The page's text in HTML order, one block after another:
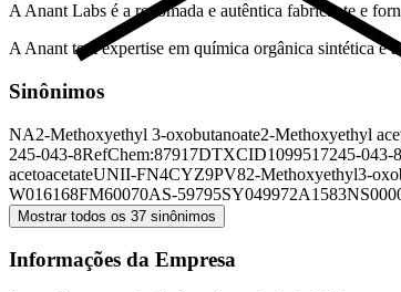
A Anant Labs é a renomada e autêntica fabricante e
A Anant tem expertise em química orgânica sintética e
Sinônimos
NA2-Methoxyethyl 3-oxobutanoate2-Methoxyethyl
245-043-8RefChem:87917DTXCID1099517245-043-8
acetoacetateUNII-FN4CYZ9PV82-Methoxyethyl3-
W016168FM60070AS-59795SY049972A1583
Mostrar todos os 37 sinônimos
Informações da Empresa